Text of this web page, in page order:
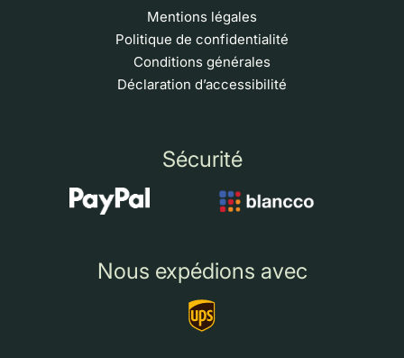
Mentions légales
Politique de confidentialité
Conditions générales
Déclaration d’accessibilité
Sécurité
Nous expédions avec